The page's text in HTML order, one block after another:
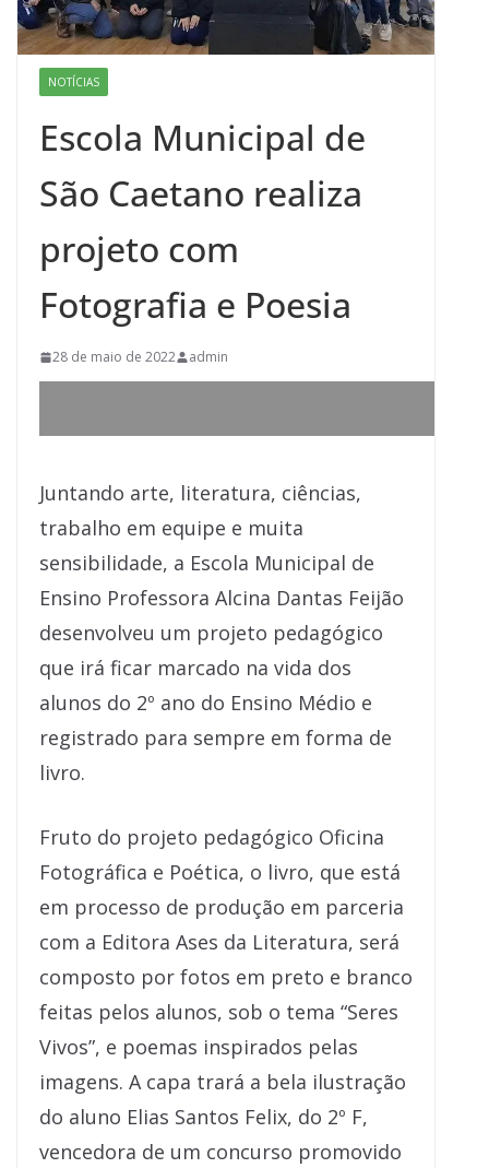
NOTÍCIAS
Escola Municipal de
São Caetano realiza
projeto com
Fotografia e Poesia
28 de maio de 2022 admin
Juntando arte, literatura, ciências,
trabalho em equipe e muita
sensibilidade, a Escola Municipal de
Ensino Professora Alcina Dantas Feijão
desenvolveu um projeto pedagógico
que irá ficar marcado na vida dos
alunos do 2º ano do Ensino Médio e
registrado para sempre em forma de
livro.
Fruto do projeto pedagógico Oficina
Fotográfica e Poética, o livro, que está
em processo de produção em parceria
com a Editora Ases da Literatura, será
composto por fotos em preto e branco
feitas pelos alunos, sob o tema “Seres
Vivos”, e poemas inspirados pelas
imagens. A capa trará a bela ilustração
do aluno Elias Santos Felix, do 2º F,
vencedora de um concurso promovido